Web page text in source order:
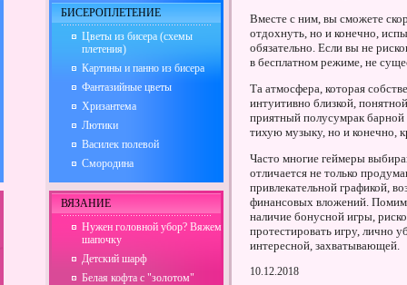
Вместе с ним, вы сможете
отдохнуть, но и конечно,
обязательно. Если вы не
в бесплатном режиме, не
Та атмосфера, которая
интуитивно близкой,
приятный полусумрак барной
тихую музыку, но и конечно,
Часто многие геймеры
отличается не только
привлекательной графикой,
финансовых вложений.
наличие бонусной игры,
протестировать игру, лично
интересной, захватывающей.
10.12.2018
БИСЕРОПЛЕТЕНИЕ
Цветы из бисера (схемы
плетения)
Картины и панно из бисера
Фантазийные цветы
Хризантема
Лютики
Василек полевой
Смородина
ВЯЗАНИЕ
Нужен головной убор? Вяжем
шапочку
Детский шарф
Белая кофта с "золотом"